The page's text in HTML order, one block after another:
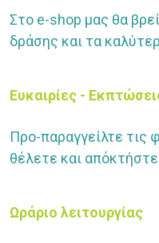
Στο e-shop μας θα
δράσης και τα
Ευκαιρίες -
Προ-παραγγείλτε τις
θέλετε και
Ωράριο λειτουργίας